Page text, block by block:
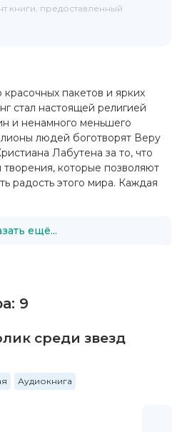
пакетов и ярких
стал настоящей религией
и ненамного меньшего
людей боготворят Веру
Лабутена за то, что
которые позволяют
радость этого мира. Каждая
ещё...
9
среди звезд
Аудиокнига
книги, предоставленный